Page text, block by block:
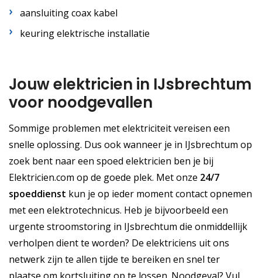
aansluiting coax kabel
keuring elektrische installatie
Jouw elektricien in IJsbrechtum
voor noodgevallen
Sommige problemen met elektriciteit vereisen een
snelle oplossing. Dus ook wanneer je in IJsbrechtum op
zoek bent naar een spoed elektricien ben je bij
Elektricien.com op de goede plek. Met onze 24/7
spoeddienst kun je op ieder moment contact opnemen
met een elektrotechnicus. Heb je bijvoorbeeld een
urgente stroomstoring in IJsbrechtum die onmiddellijk
verholpen dient te worden? De elektriciens uit ons
netwerk zijn te allen tijde te bereiken en snel ter